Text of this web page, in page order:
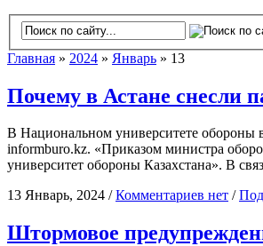
Главная » 2024 » Январь » 13
Почему в Астане снесли
В Национальном университете обороны
informburo.kz. «Приказом министра
университет обороны Казахстана». В
13 Январь, 2024 /Комментариев нет /
Штормовое